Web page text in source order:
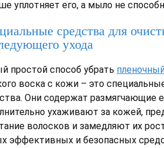
уплотняет его, а мыло не
средства для
ухода
простой способ убрать
воска с кожи – это
Они содержат размягчающие
ухаживают за кожей,
волосков и замедляют их
эффективных и безопасных